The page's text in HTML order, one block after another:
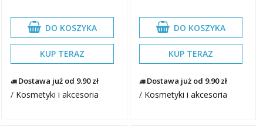
DO KOSZYKA
KUP TERAZ
Dostawa już od 9.90 zł
/ Kosmetyki i akcesoria
DO KOSZYKA
KUP TERAZ
Dostawa już od 9.90 zł
/ Kosmetyki i akcesoria